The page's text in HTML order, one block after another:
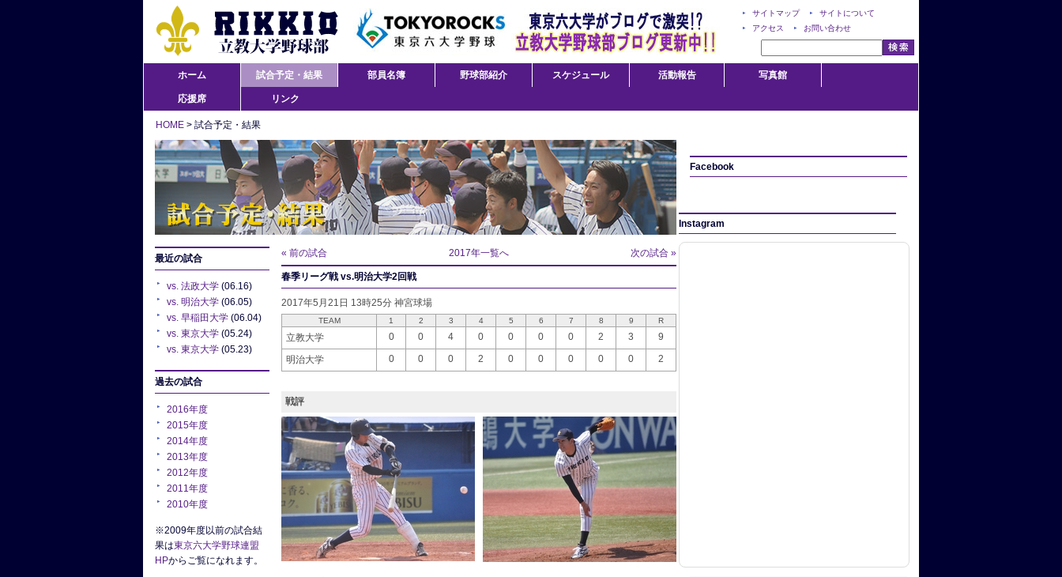
サイトマップ
サイトについて
アクセス
お問い合わせ
ホーム 試合予定・結果 部員名簿 野球部紹介 スケジュール 活動報告 写真館
応援席 リンク
HOME > 試合予定・結果
最近の試合
vs. 法政大学 (06.16)
vs. 明治大学 (06.05)
vs. 早稲田大学 (06.04)
vs. 東京大学 (05.24)
vs. 東京大学 (05.23)
過去の試合
2016年度
2015年度
2014年度
2013年度
2012年度
2011年度
2010年度
※2009年度以前の試合結
果は東京六大学野球連盟
HPからご覧になれます。
« 前の試合 2017年一覧へ 次の試合 »
春季リーグ戦 vs.明治大学2回戦
2017年5月21日 13時25分 神宮球場
TEAM 1 2 3 4 5 6 7 8 9 R
立教大学 0 0 4 0 0 0 0 2 3 9
明治大学 0 0 0 2 0 0 0 0 0 2
戦評
Facebook
Instagram